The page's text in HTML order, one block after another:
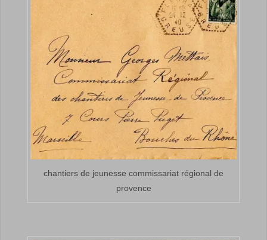
chantiers de jeunesse commissariat régional de
provence